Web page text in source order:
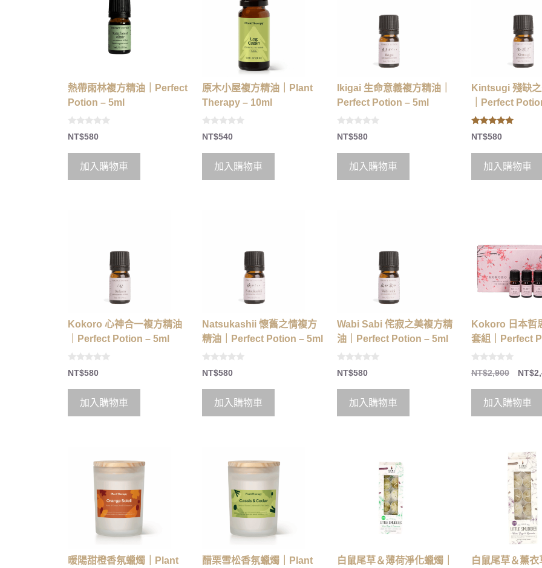
熱帶雨林複方精油｜Perfect
Potion – 5ml
0
o
t
5
NT$580
加入購物車
原木小屋複方精油｜Plant
Therapy – 10ml
0
o
t
5
NT$540
加入購物車
Ikigai 生命意義複方精油｜
Perfect Potion – 5ml
0
o
t
5
NT$580
加入購物車
Kintsugi 殘缺
｜Perfect
5.00
out of 5
NT$580
加入購物車
Kokoro 心神合一複方精油
｜Perfect Potion – 5ml
0
o
t
5
NT$580
加入購物車
Natsukashii 懷舊之情複方
精油｜Perfect Potion – 5ml
0
o
t
5
NT$580
加入購物車
Wabi Sabi 侘寂之美複方精
油｜Perfect Potion – 5ml
0
o
t
5
NT$580
加入購物車
Kokoro 日本哲
套組｜Perfect
0
o
t
5
NT$2,900 NT$
加入購物車
暖陽甜橙香氛蠟燭｜Plant
醋栗雪松香氛蠟燭｜Plant
白鼠尾草＆薄荷淨化蠟燭｜
白鼠尾草＆薰